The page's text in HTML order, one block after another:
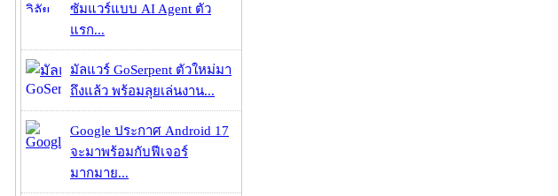
ซัมแวร์แบบ AI Agent ตัว
แรก...
มัลแวร์ GoSerpent ตัวใหม่มา
ถึงแล้ว พร้อมลุยเล่นงาน...
Google ประกาศ Android 17
จะมาพร้อมกับฟีเจอร์
มากมาย...